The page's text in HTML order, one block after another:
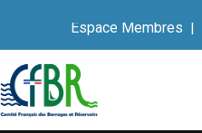
Espace Membres |